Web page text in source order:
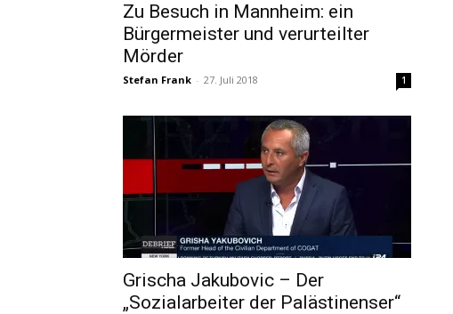
Zu Besuch in Mannheim: ein
Bürgermeister und verurteilter
Mörder
Stefan Frank - 27. Juli 2018 1
Grischa Jakubovic – Der
„Sozialarbeiter der Palästinenser“